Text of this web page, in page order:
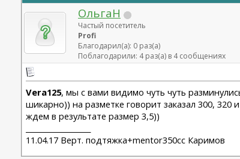
ОльгаН
Частый посетитель
Profi
Благодарил(а): 0 раз(а)
Поблагодарили: 4 раз(а) в 4 сообщениях
Vera125, мы с вами видимо чуть чуть
шикарно)) на разметке говорит заказал 300, 320
ждем в результате размер 3,5))
11.04.17 Верт. подтяжка+mentor350cc Каримов